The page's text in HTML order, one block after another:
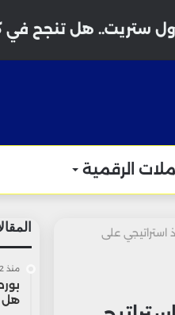
الرقمية
استراتيجي على
منذ 12 ساعة
هل